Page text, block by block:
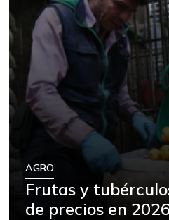
AGRO
Frutas y
de precios en 2026